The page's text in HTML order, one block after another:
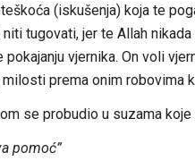
(iskušenja) koja te
tugovati, jer te Allah
pokajanju vjernika. On voli
prema onim robovima
se probudio u suzama
pomoć”